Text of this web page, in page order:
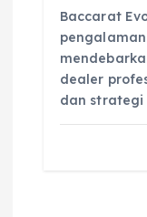
Baccarat
dealer
dan strategi